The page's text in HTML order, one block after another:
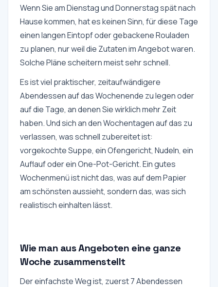
Wenn Sie am Dienstag und Donnerstag spät nach
Hause kommen, hat es keinen Sinn, für diese Tage
einen langen Eintopf oder gebackene Rouladen
zu planen, nur weil die Zutaten im Angebot waren.
Solche Pläne scheitern meist sehr schnell.
Es ist viel praktischer, zeitaufwändigere
Abendessen auf das Wochenende zu legen oder
auf die Tage, an denen Sie wirklich mehr Zeit
haben. Und sich an den Wochentagen auf das zu
verlassen, was schnell zubereitet ist:
vorgekochte Suppe, ein Ofengericht, Nudeln, ein
Auflauf oder ein One-Pot-Gericht. Ein gutes
Wochenmenü ist nicht das, was auf dem Papier
am schönsten aussieht, sondern das, was sich
realistisch einhalten lässt.
Wie man aus Angeboten eine ganze
Woche zusammenstellt
Der einfachste Weg ist, zuerst 7 Abendessen